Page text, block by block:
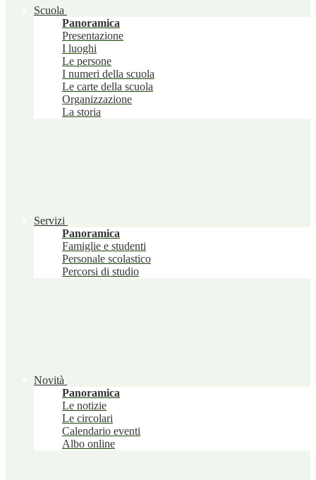
Scuola
Panoramica
Presentazione
I luoghi
Le persone
I numeri della scuola
Le carte della scuola
Organizzazione
La storia
Servizi
Panoramica
Famiglie e studenti
Personale scolastico
Percorsi di studio
Novità
Panoramica
Le notizie
Le circolari
Calendario eventi
Albo online